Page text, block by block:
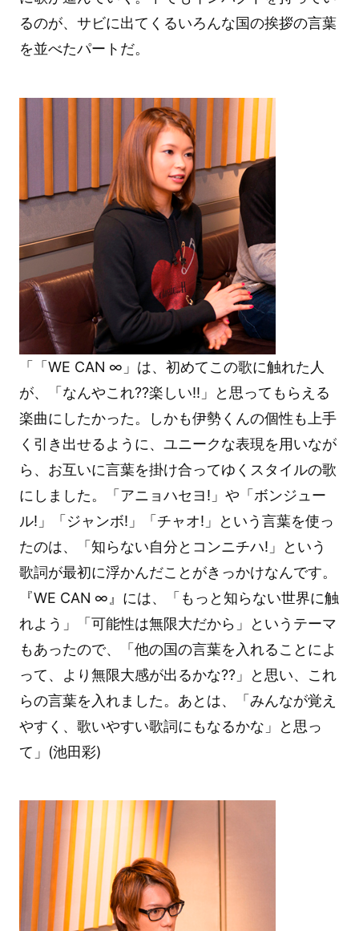
るのが、サビに出てくるいろんな国の挨拶の言葉
を並べたパートだ。
「「WE CAN ∞」は、初めてこの歌に触れた人
が、「なんやこれ??楽しい!!」と思ってもらえる
楽曲にしたかった。しかも伊勢くんの個性も上手
く引き出せるように、ユニークな表現を用いなが
ら、お互いに言葉を掛け合ってゆくスタイルの歌
にしました。「アニョハセヨ!」や「ボンジュー
ル!」「ジャンボ!」「チャオ!」という言葉を使っ
たのは、「知らない自分とコンニチハ!」という
歌詞が最初に浮かんだことがきっかけなんです。
『WE CAN ∞』には、「もっと知らない世界に触
れよう」「可能性は無限大だから」というテーマ
もあったので、「他の国の言葉を入れることによ
って、より無限大感が出るかな??」と思い、これ
らの言葉を入れました。あとは、「みんなが覚え
やすく、歌いやすい歌詞にもなるかな」と思っ
て」(池田彩)